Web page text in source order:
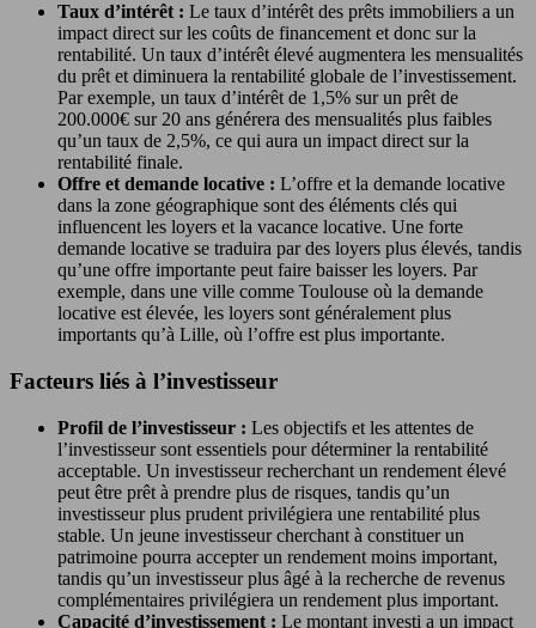
Taux d’intérêt : Le taux d’intérêt des prêts immobiliers a un
impact direct sur les coûts de financement et donc sur la
rentabilité. Un taux d’intérêt élevé augmentera les mensualités
du prêt et diminuera la rentabilité globale de l’investissement.
Par exemple, un taux d’intérêt de 1,5% sur un prêt de
200.000€ sur 20 ans générera des mensualités plus faibles
qu’un taux de 2,5%, ce qui aura un impact direct sur la
rentabilité finale.
Offre et demande locative : L’offre et la demande locative
dans la zone géographique sont des éléments clés qui
influencent les loyers et la vacance locative. Une forte
demande locative se traduira par des loyers plus élevés, tandis
qu’une offre importante peut faire baisser les loyers. Par
exemple, dans une ville comme Toulouse où la demande
locative est élevée, les loyers sont généralement plus
importants qu’à Lille, où l’offre est plus importante.
Facteurs liés à l’investisseur
Profil de l’investisseur : Les objectifs et les attentes de
l’investisseur sont essentiels pour déterminer la rentabilité
acceptable. Un investisseur recherchant un rendement élevé
peut être prêt à prendre plus de risques, tandis qu’un
investisseur plus prudent privilégiera une rentabilité plus
stable. Un jeune investisseur cherchant à constituer un
patrimoine pourra accepter un rendement moins important,
tandis qu’un investisseur plus âgé à la recherche de revenus
complémentaires privilégiera un rendement plus important.
Capacité d’investissement : Le montant investi a un impact